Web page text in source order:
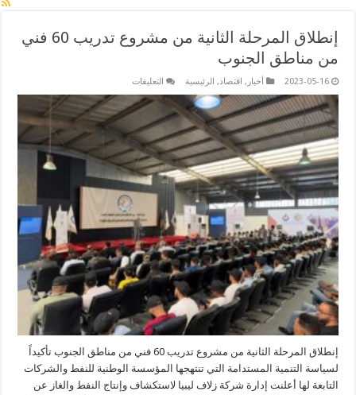
إنطلاق المرحلة الثانية من مشروع تدريب 60 فني
من مناطق الجنوب
2023-05-16 أخبار , اقتصاد, الرئيسية التعليقات
المرحلة
الثانية
مشروع
تدريب
60
فني
من
مناطق
الجنوب
مغلقة
إنطلاق المرحلة الثانية من مشروع تدريب 60 فني من مناطق الجنوب تأكيداً
لسياسة التنمية المستدامة التي تنتهجها المؤسسة الوطنية للنفط والشركات
التابعة لها أعلنت إدارة شركة زلاف ليبيا لاستكشاف وإنتاج النفط والغاز عن